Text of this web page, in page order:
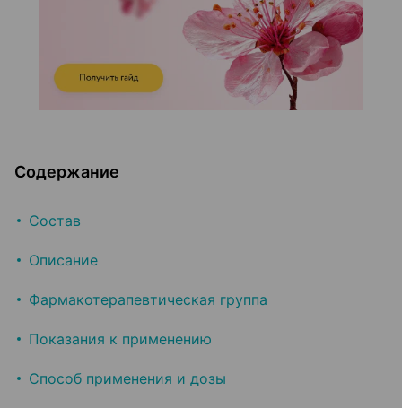
Содержание
Состав
Описание
Фармакотерапевтическая группа
Показания к применению
Способ применения и дозы